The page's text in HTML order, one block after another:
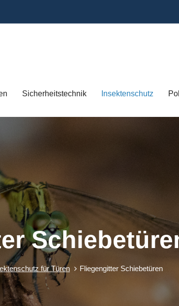
Sicherheitstechnik Insektenschutz
für Türen Fliegengitter Schiebetüren